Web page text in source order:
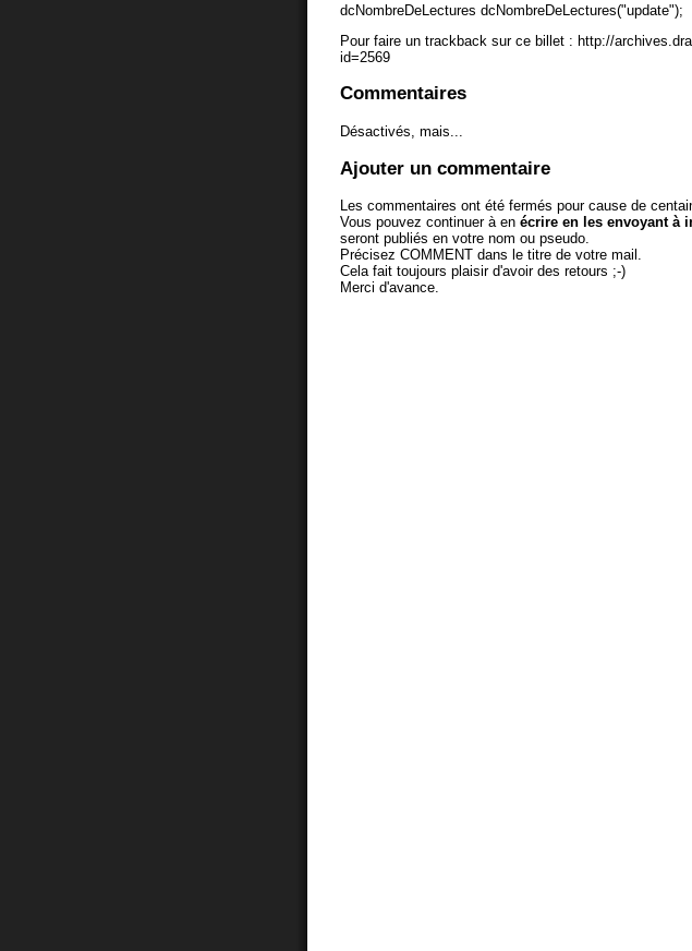
dcNombreDeLectures dcNombreDeLectures("update");
Pour faire un trackback sur ce billet : http://
id=2569
Commentaires
Désactivés, mais...
Ajouter un commentaire
Les commentaires ont été fermés pour cause de
Vous pouvez continuer à en écrire en les envoyant à
seront publiés en votre nom ou pseudo.
Précisez COMMENT dans le titre de votre mail.
Cela fait toujours plaisir d'avoir des retours ;-)
Merci d'avance.